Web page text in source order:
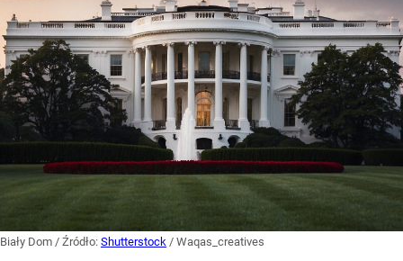
Biały Dom / Źródło: Shutterstock / Waqas_creatives